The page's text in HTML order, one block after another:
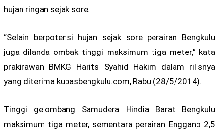
hujan ringan sejak sore.
“Selain berpotensi hujan sejak sore perairan Bengkulu
juga dilanda ombak tinggi maksimum tiga meter,” kata
prakirawan BMKG Harits Syahid Hakim dalam rilisnya
yang diterima kupasbengkulu.com, Rabu (28/5/2014).
Tinggi gelombang Samudera Hindia Barat Bengkulu
maksimum tiga meter, sementara perairan Enggano 2,5